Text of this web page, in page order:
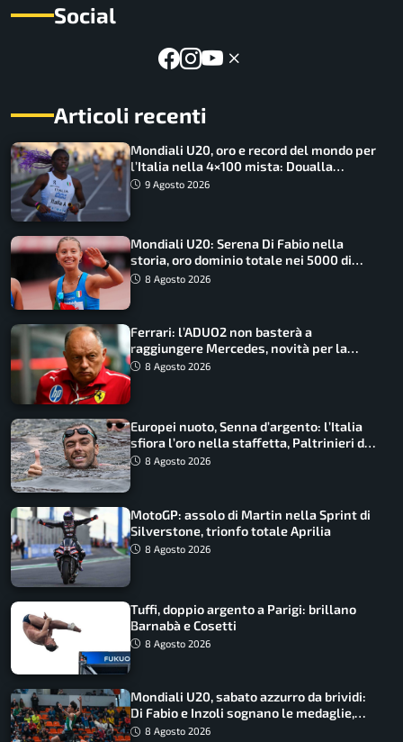
Social
Articoli recenti
Mondiali U20, oro e record del mondo per
l’Italia nella 4×100 mista: Doualla
straordinaria
9 Agosto 2026
Mondiali U20: Serena Di Fabio nella
storia, oro dominio totale nei 5000 di
marcia
8 Agosto 2026
Ferrari: l’ADUO2 non basterà a
raggiungere Mercedes, novità per la
Macarena
8 Agosto 2026
Europei nuoto, Senna d’argento: l’Italia
sfiora l’oro nella staffetta, Paltrinieri da
urlo, il bilancio azzurro
8 Agosto 2026
MotoGP: assolo di Martin nella Sprint di
Silverstone, trionfo totale Aprilia
8 Agosto 2026
Tuffi, doppio argento a Parigi: brillano
Barnabà e Cosetti
8 Agosto 2026
Mondiali U20, sabato azzurro da brividi:
Di Fabio e Inzoli sognano le medaglie,
Castellani e Succo in finale
8 Agosto 2026